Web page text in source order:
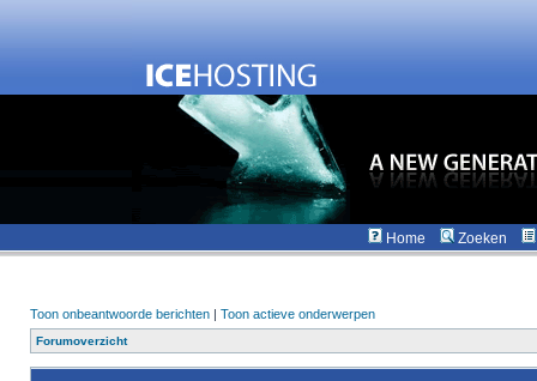
Home Zoeken
Toon onbeantwoorde berichten | Toon actieve onderwerpen
Forumoverzicht